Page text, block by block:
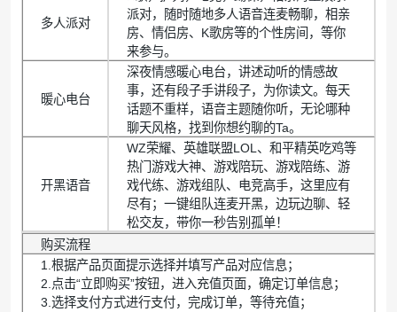
多人派对
派对，随时随地多人语音连麦畅聊，相亲
房、情侣房、K歌房等的个性房间，等你
来参与。
暖心电台
深夜情感暖心电台，讲述动听的情感故
事，还有段子手讲段子，为你读文。每天
话题不重样，语音主题随你听，无论哪种
聊天风格，找到你想约聊的Ta。
开黑语音
WZ荣耀、英雄联盟LOL、和平精英吃鸡等
热门游戏大神、游戏陪玩、游戏陪练、游
戏代练、游戏组队、电竞高手，这里应有
尽有；一键组队连麦开黑，边玩边聊、轻
松交友，带你一秒告别孤单！
购买流程
1.根据产品页面提示选择并填写产品对应信息；
2.点击“立即购买”按钮，进入充值页面，确定订单信息；
3.选择支付方式进行支付，完成订单，等待充值；